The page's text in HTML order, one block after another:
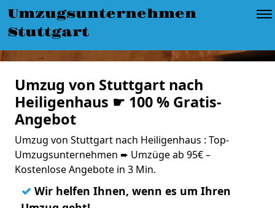
Umzugsunternehmen
Stuttgart
Umzug von Stuttgart nach
Heiligenhaus ☛ 100 % Gratis-
Angebot
Umzug von Stuttgart nach Heiligenhaus : Top-
Umzugsunternehmen ➨ Umzüge ab 95€ –
Kostenlose Angebote in 3 Min.
✓ Wir helfen Ihnen, wenn es um Ihren